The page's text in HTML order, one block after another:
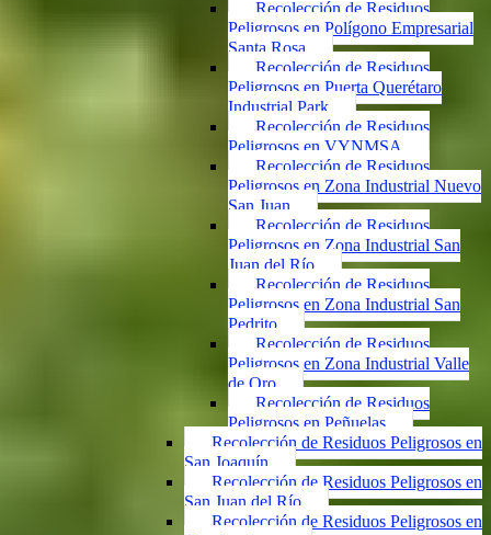
Recolección de Residuos
Peligrosos en Polígono Empresarial
Santa Rosa
Recolección de Residuos
Peligrosos en Puerta Querétaro
Industrial Park
Recolección de Residuos
Peligrosos en VYNMSA
Recolección de Residuos
Peligrosos en Zona Industrial Nuevo
San Juan
Recolección de Residuos
Peligrosos en Zona Industrial San
Juan del Río
Recolección de Residuos
Peligrosos en Zona Industrial San
Pedrito
Recolección de Residuos
Peligrosos en Zona Industrial Valle
de Oro
Recolección de Residuos
Peligrosos en Peñuelas
Recolección de Residuos Peligrosos en
San Joaquín
Recolección de Residuos Peligrosos en
San Juan del Río
Recolección de Residuos Peligrosos en